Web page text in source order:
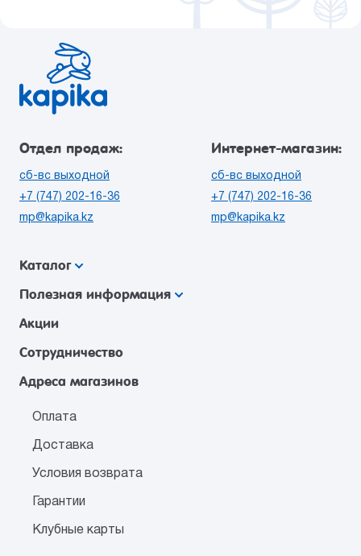
Отдел продаж:
сб-вс выходной
+7 (747) 202-16-36
mp@kapika.kz
Интернет-магазин:
сб-вс выходной
+7 (747) 202-16-36
mp@kapika.kz
Каталог
Акции
Сотрудничество
Адреса магазинов
Полезная информация
Оплата
Доставка
Условия возврата
Гарантии
Клубные карты